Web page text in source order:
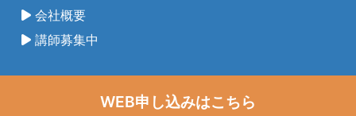
会社概要
講師募集中
©2025 CHUCO Co., Ltd.
WEB申し込みはこちら